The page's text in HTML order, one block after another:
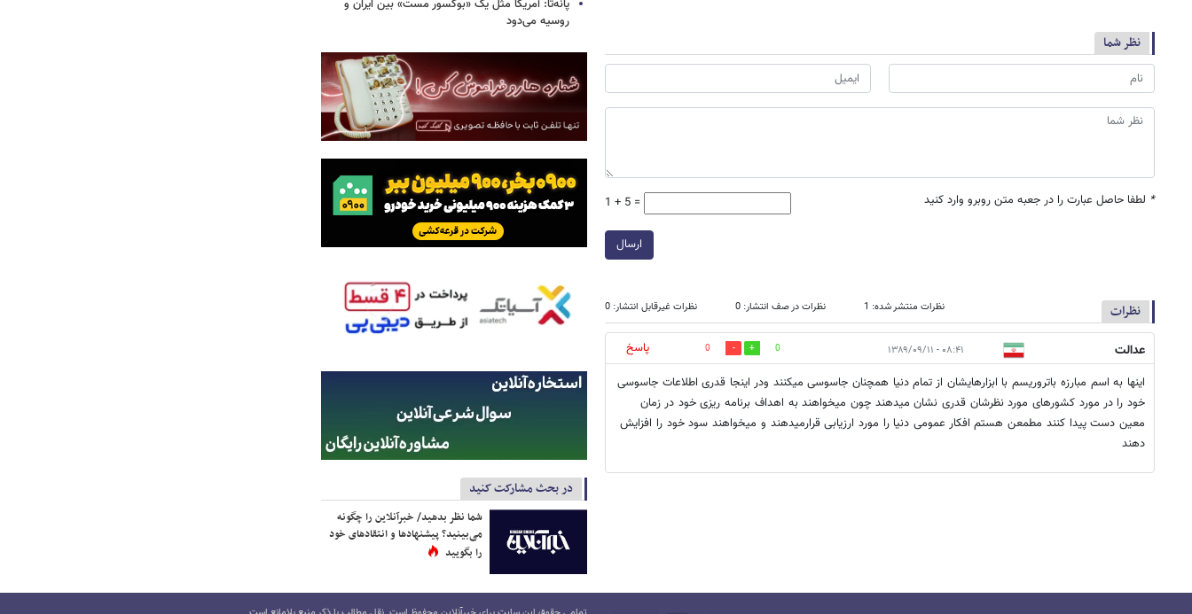
نظر شما
* لطفا حاصل عبارت را در جعبه متن روبرو وارد کنید 1 + 5 =
ارسال
نظرات نظرات منتشر شده: 1 نظرات در صف انتشار: 0 نظرات غیرقابل انتشار: 0
عدالت ۰۸:۴۱ - ۱۳۸۹/۰۹/۱۱ 0
0
پاسخ
اینها به اسم مبارزه باتروریسم با ابزارهایشان از تمام دنیا همچنان جاسوسی میکنند ودر اینجا قدری اطلاعات جاسوسی
خود را در مورد کشورهای مورد نظرشان قدری نشان میدهند چون میخواهند به اهداف برنامه ریزی خود در زمان
معین دست پیدا کنند مطمعن هستم افکار عمومی دنیا را مورد ارزیابی قرارمیدهند و میخواهند سود خود را افزایش
دهند
پانه‌تا: آمریکا مثل یک «بوکسور مست» بین ایران و
روسیه می‌دود
در بحث مشارکت کنید
شما نظر بدهید/ خبرآنلاین را چگونه
می‌بینید؟ پیشنهادها و انتقادهای خود
را بگویید